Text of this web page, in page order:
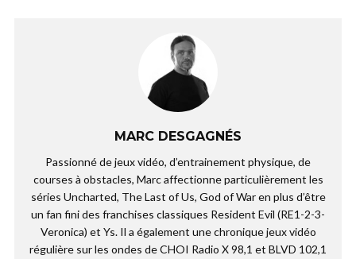
MARC DESGAGNÉS
Passionné de jeux vidéo, d’entrainement physique, de
courses à obstacles, Marc affectionne particulièrement les
séries Uncharted, The Last of Us, God of War en plus d’être
un fan fini des franchises classiques Resident Evil (RE1-2-3-
Veronica) et Ys. Il a également une chronique jeux vidéo
régulière sur les ondes de CHOI Radio X 98,1 et BLVD 102,1